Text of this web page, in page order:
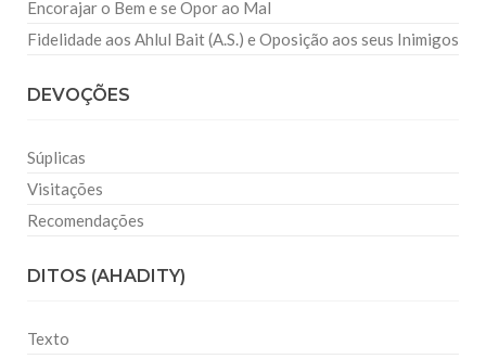
Encorajar o Bem e se Opor ao Mal
Fidelidade aos Ahlul Bait (A.S.) e Oposição aos seus Inimigos
DEVOÇÕES
Súplicas
Visitações
Recomendações
DITOS (AHADITY)
Texto